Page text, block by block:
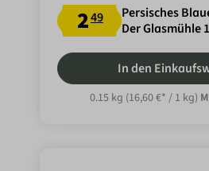
249
Persisches
Der Glasmühle
In den
0.15 kg (16,60 €* / 1 kg)